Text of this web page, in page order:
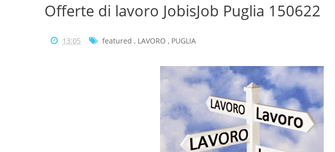
Offerte di lavoro JobisJob Puglia 150622
13:05 featured , LAVORO , PUGLIA